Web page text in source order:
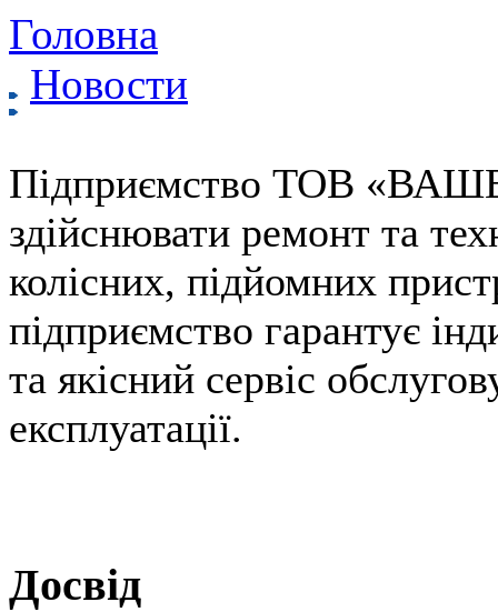
Головна
Новости
Підприємство ТОВ
здійснювати ремонт та
колісних, підйомних
підприємство гарантує
та якісний сервіс
експлуатації.
Досвід